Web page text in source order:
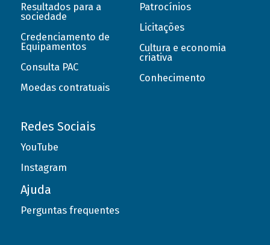
Resultados para a
sociedade
Credenciamento de
Equipamentos
Consulta PAC
Moedas contratuais
Patrocínios
Licitações
Cultura e economia
criativa
Conhecimento
Redes Sociais
YouTube
Instagram
Ajuda
Perguntas frequentes